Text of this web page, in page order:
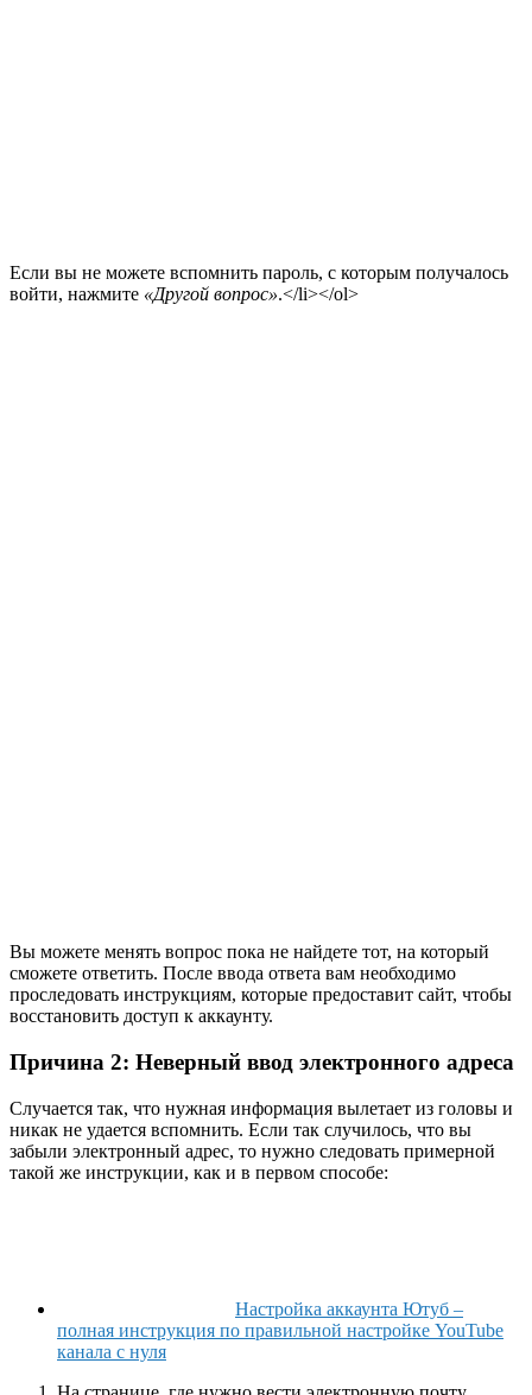
Если вы не можете вспомнить пароль, с которым получалось
войти, нажмите «Другой вопрос».</li></ol>
Вы можете менять вопрос пока не найдете тот, на который
сможете ответить. После ввода ответа вам необходимо
проследовать инструкциям, которые предоставит сайт, чтобы
восстановить доступ к аккаунту.
Причина 2: Неверный ввод электронного адреса
Случается так, что нужная информация вылетает из головы и
никак не удается вспомнить. Если так случилось, что вы
забыли электронный адрес, то нужно следовать примерной
такой же инструкции, как и в первом способе:
Настройка аккаунта Ютуб –
полная инструкция по правильной настройке YouTube
канала с нуля